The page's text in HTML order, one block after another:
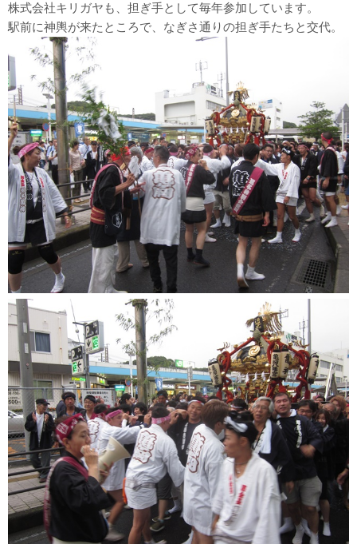
株式会社キリガヤも、担ぎ手として毎年参加しています。
駅前に神輿が来たところで、なぎさ通りの担ぎ手たちと交代。